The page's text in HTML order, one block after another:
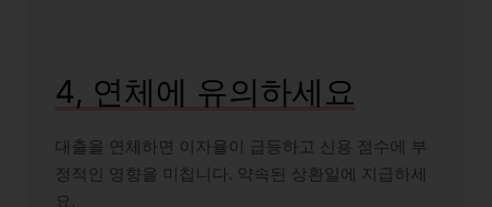
4, 연체에 유의하세요
대출을 연체하면 이자율이 급등하고 신용 점수에 부
정적인 영향을 미칩니다. 약속된 상환일에 지급하세
요.